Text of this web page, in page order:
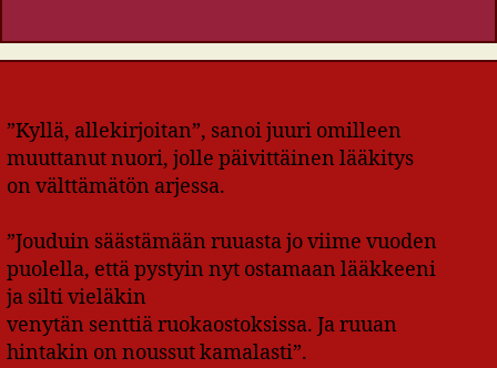
”Kyllä, allekirjoitan”, sanoi juuri omilleen
muuttanut nuori, jolle päivittäinen lääkitys
on välttämätön arjessa.
”Jouduin säästämään ruuasta jo viime vuoden
puolella, että pystyin nyt ostamaan lääkkeeni
ja silti vieläkin
venytän senttiä ruokaostoksissa. Ja ruuan
hintakin on noussut kamalasti”.